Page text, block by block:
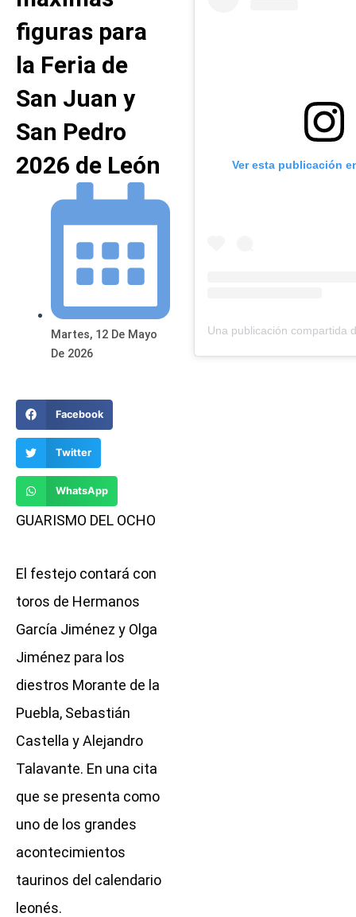
figuras para
la Feria de
San Juan y
San Pedro
2026 de León
Martes, 12 De Mayo
De 2026
Facebook
Twitter
WhatsApp
GUARISMO DEL OCHO
El festejo contará con
toros de Hermanos
García Jiménez y Olga
Jiménez para los
diestros Morante de la
Puebla, Sebastián
Castella y Alejandro
Talavante. En una cita
que se presenta como
uno de los grandes
acontecimientos
taurinos del calendario
leonés.
Ver esta publicación